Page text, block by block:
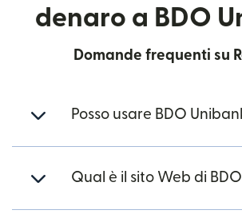
denaro a BDO
Domande frequenti su
Posso usare BDO
Qual è il sito Web di